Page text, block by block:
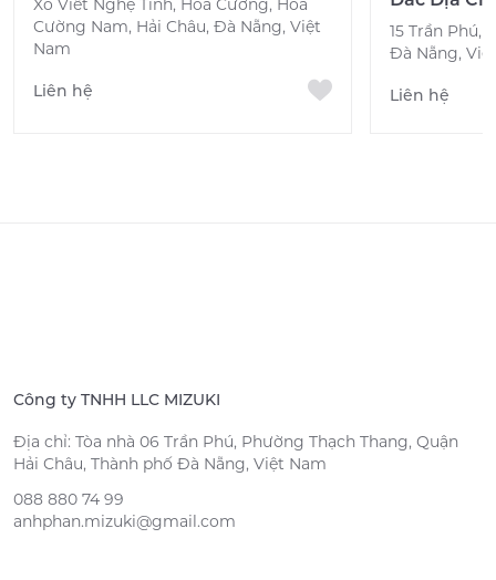
Xô Viết Nghệ Tĩnh, Hòa Cường, Hòa
Cường Nam, Hải Châu, Đà Nẵng, Việt
Nam
Liên hệ
15 Trần Phú,
Đà Nẵng,
Liên hệ
Công ty TNHH LLC MIZUKI
Địa chỉ: Tòa nhà 06 Trần Phú, Phường Thạch Thang, Quận
Hải Châu, Thành phố Đà Nẵng, Việt Nam
088 880 74 99
anhphan.mizuki@gmail.com